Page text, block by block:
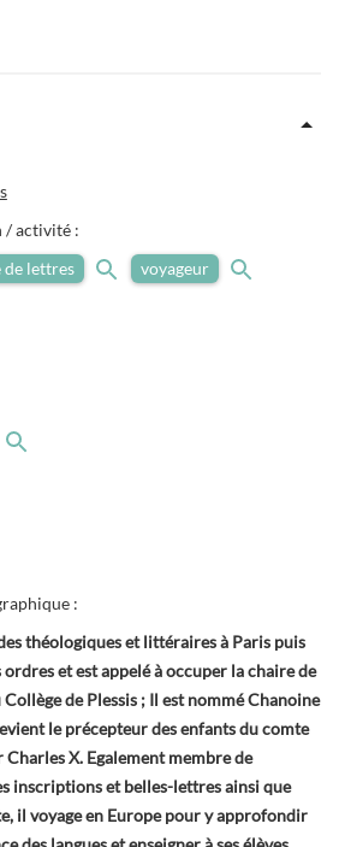
/ activité :
de lettres
voyageur
:
théologiques et littéraires à Paris puis
ordres et est appelé à occuper la chaire de
de Plessis ; Il est nommé Chanoine
le précepteur des enfants du comte
Charles X. Egalement membre de
inscriptions et belles-lettres ainsi que
il voyage en Europe pour y approfondir